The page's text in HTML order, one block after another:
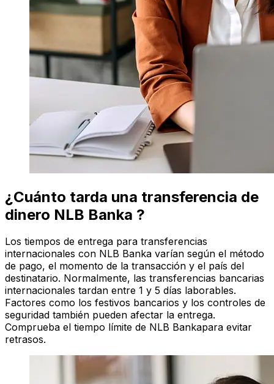
¿Cuánto tarda una transferencia de
dinero NLB Banka ?
Los tiempos de entrega para transferencias
internacionales con NLB Banka varían según el método
de pago, el momento de la transacción y el país del
destinatario. Normalmente, las transferencias bancarias
internacionales tardan entre 1 y 5 días laborables.
Factores como los festivos bancarios y los controles de
seguridad también pueden afectar la entrega.
Comprueba el tiempo límite de NLB Bankapara evitar
retrasos.